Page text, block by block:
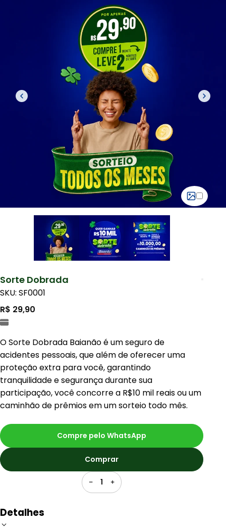
Sorte Dobrada
SKU: SF0001
R$ 29,90
O Sorte Dobrada Baianão é um seguro de
acidentes pessoais, que além de oferecer uma
proteção extra para você, garantindo
tranquilidade e segurança durante sua
participação, você concorre a R$10 mil reais ou um
caminhão de prêmios em um sorteio todo mês.
1
Comprar
Compre pelo WhatsApp
Detalhes